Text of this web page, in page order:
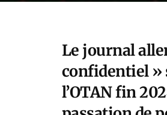
Le journal
confidentiel »
l’OTAN fin